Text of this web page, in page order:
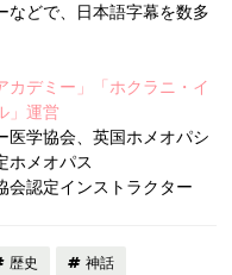
などで、日本語字幕を数多
カデミー」「ホクラニ・イ
」運営
医学協会、英国ホメオパシ
ホメオパス
会認定インストラクター
歴史 神話